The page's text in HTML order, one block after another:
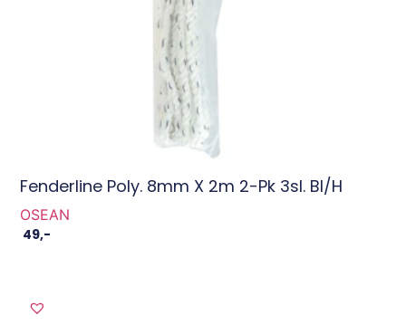
Fenderline Poly. 8mm X 2m 2-Pk 3sl. Bl/h
OSEAN
49,-